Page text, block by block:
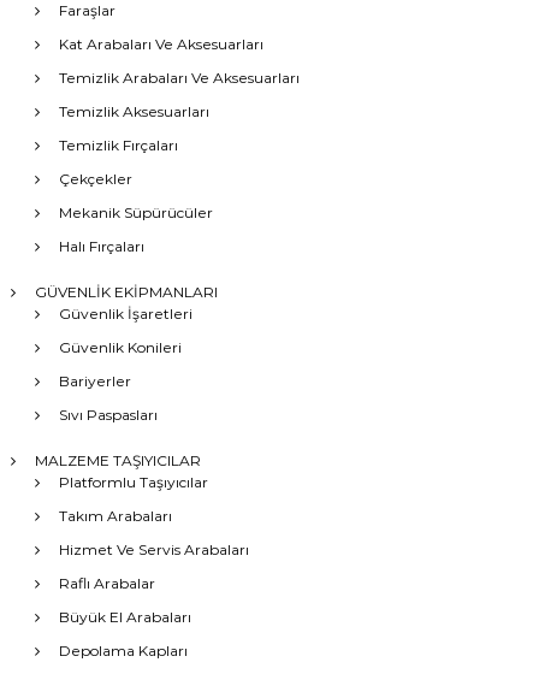
Faraşlar
Kat Arabaları Ve Aksesuarları
Temizlik Arabaları Ve Aksesuarları
Temizlik Aksesuarları
Temizlik Fırçaları
Çekçekler
Mekanik Süpürücüler
Halı Fırçaları
GÜVENLİK EKİPMANLARI
Güvenlik İşaretleri
Güvenlik Konileri
Bariyerler
Sıvı Paspasları
MALZEME TAŞIYICILAR
Platformlu Taşıyıcılar
Takım Arabaları
Hizmet Ve Servis Arabaları
Raflı Arabalar
Büyük El Arabaları
Depolama Kapları